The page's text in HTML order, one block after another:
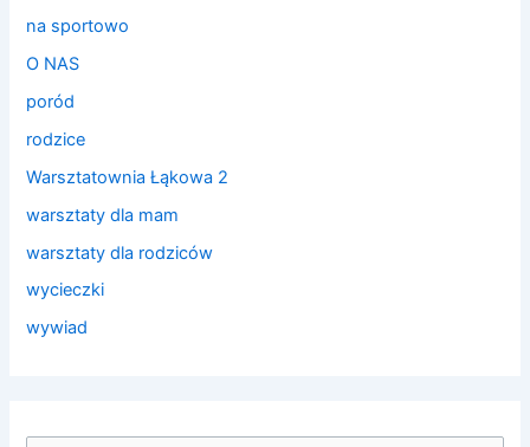
na sportowo
O NAS
poród
rodzice
Warsztatownia Łąkowa 2
warsztaty dla mam
warsztaty dla rodziców
wycieczki
wywiad